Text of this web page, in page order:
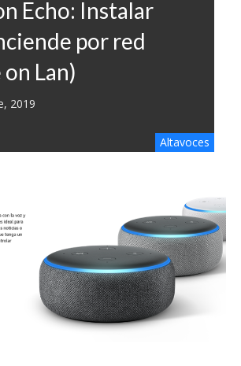
Echo: Instalar
por red
Lan)
2019
Altavoces